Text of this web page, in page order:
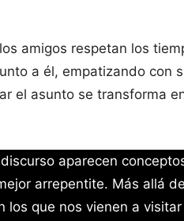
amigos respetan los
a él, empatizando con
el asunto se transforma
aparecen
arrepentite. Más allá
que nos vienen a